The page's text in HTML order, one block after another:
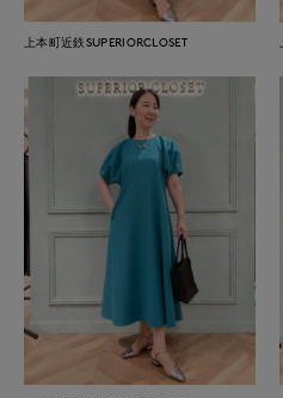
上本町近鉄SUPERIORCLOSET